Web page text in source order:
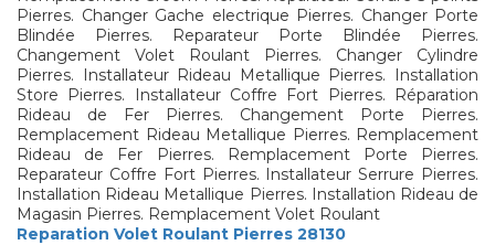
Pierres. Changer Gache electrique Pierres. Changer Porte
Blindée Pierres. Reparateur Porte Blindée Pierres.
Changement Volet Roulant Pierres. Changer Cylindre
Pierres. Installateur Rideau Metallique Pierres. Installation
Store Pierres. Installateur Coffre Fort Pierres. Réparation
Rideau de Fer Pierres. Changement Porte Pierres.
Remplacement Rideau Metallique Pierres. Remplacement
Rideau de Fer Pierres. Remplacement Porte Pierres.
Reparateur Coffre Fort Pierres. Installateur Serrure Pierres.
Installation Rideau Metallique Pierres. Installation Rideau de
Magasin Pierres. Remplacement Volet Roulant
Reparation Volet Roulant Pierres 28130